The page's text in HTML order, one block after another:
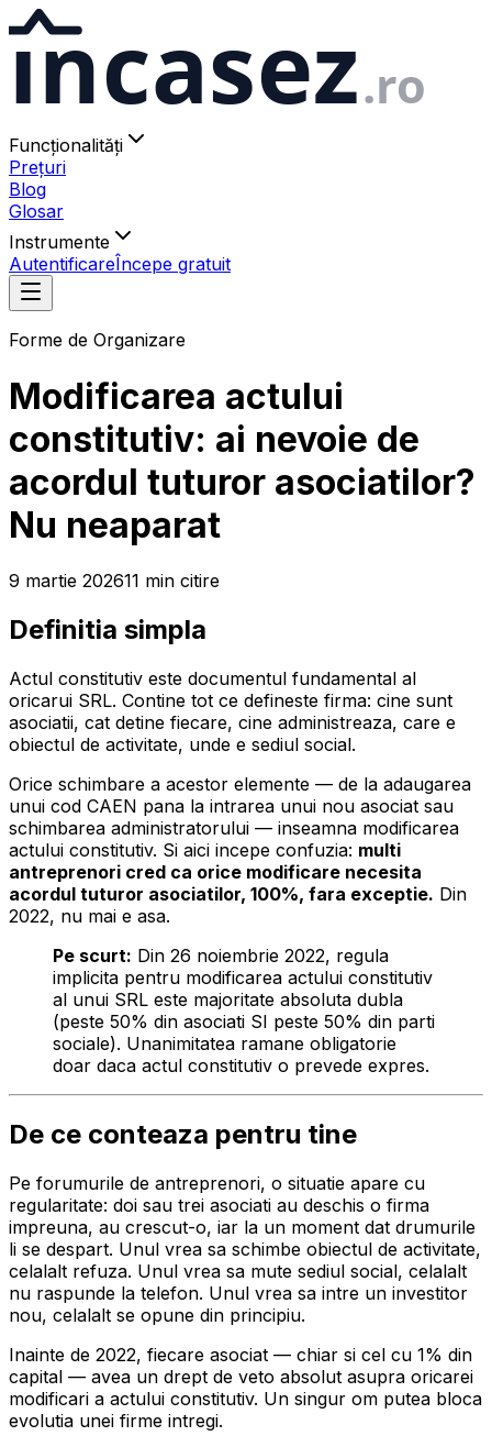
ıncasez.ro
Funcționalități
Prețuri
Blog
Glosar
Instrumente
AutentificareÎncepe gratuit
Forme de Organizare
Modificarea actului
constitutiv: ai nevoie de
acordul tuturor asociatilor?
Nu neaparat
9 martie 202611 min citire
Definitia simpla
Actul constitutiv este documentul fundamental al
oricarui SRL. Contine tot ce defineste firma: cine sunt
asociatii, cat detine fiecare, cine administreaza, care e
obiectul de activitate, unde e sediul social.
Orice schimbare a acestor elemente — de la adaugarea
unui cod CAEN pana la intrarea unui nou asociat sau
schimbarea administratorului — inseamna modificarea
actului constitutiv. Si aici incepe confuzia: multi
antreprenori cred ca orice modificare necesita
acordul tuturor asociatilor, 100%, fara exceptie. Din
2022, nu mai e asa.
Pe scurt: Din 26 noiembrie 2022, regula
implicita pentru modificarea actului constitutiv
al unui SRL este majoritate absoluta dubla
(peste 50% din asociati SI peste 50% din parti
sociale). Unanimitatea ramane obligatorie
doar daca actul constitutiv o prevede expres.
De ce conteaza pentru tine
Pe forumurile de antreprenori, o situatie apare cu
regularitate: doi sau trei asociati au deschis o firma
impreuna, au crescut-o, iar la un moment dat drumurile
li se despart. Unul vrea sa schimbe obiectul de activitate,
celalalt refuza. Unul vrea sa mute sediul social, celalalt
nu raspunde la telefon. Unul vrea sa intre un investitor
nou, celalalt se opune din principiu.
Inainte de 2022, fiecare asociat — chiar si cel cu 1% din
capital — avea un drept de veto absolut asupra oricarei
modificari a actului constitutiv. Un singur om putea bloca
evolutia unei firme intregi.